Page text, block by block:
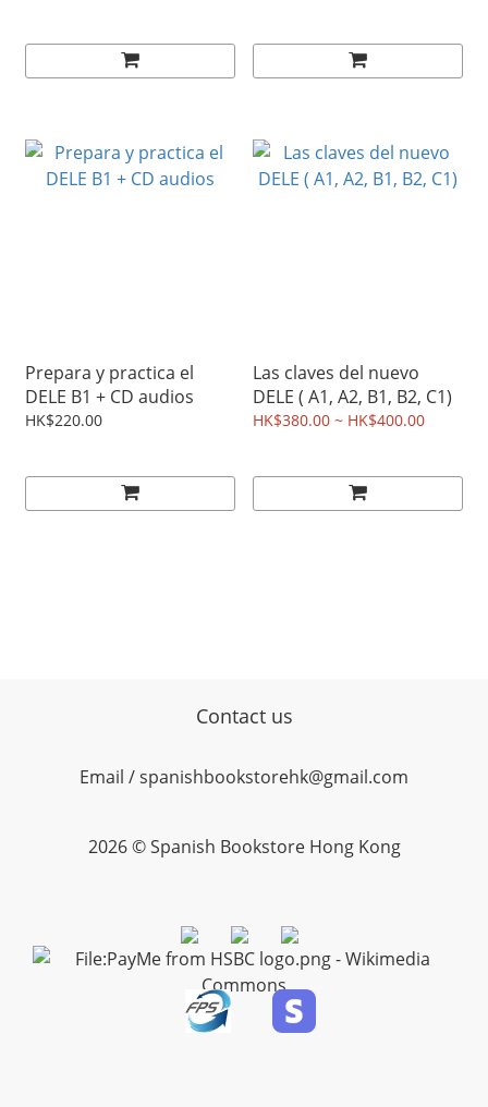
Prepara y practica el
DELE B1 + CD audios
HK$220.00
Las claves del nuevo
DELE ( A1, A2, B1, B2, C1)
HK$380.00 ~ HK$400.00
Contact us
Email / spanishbookstorehk@gmail.com
2026 © Spanish Bookstore Hong Kong